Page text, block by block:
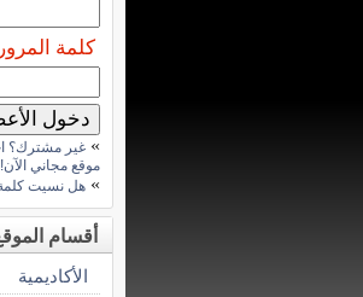
كلمة المرور
» غير مشترك؟
موقع مجاني الآن!
» هل نسيت
أقسام
الأكاديمية